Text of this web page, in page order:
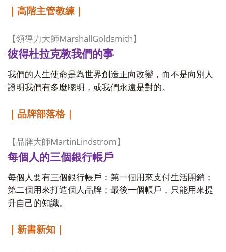
｜高階主管教練｜
【領導力大師MarshallGoldsmith 】
彼得杜拉克教我們的事
我們的人生使命是為世界創造正向改變，而不是向別人
證明我們有多麼聰明，或我們永遠是對的。
｜品牌部落格｜
【品牌大師MartinLindstrom 】
每個人的三個銀行帳戶
每個人要有三個銀行帳戶：第一個用來支付生活開銷；
第二個用來打造個人品牌；最後一個帳戶，只能用來提
升自己的知識。
｜新書新知｜